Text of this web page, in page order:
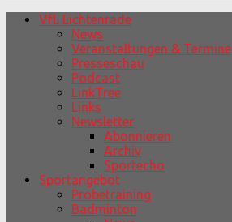
VfL Lichtenrade
News
Veranstaltungen & Termine
Presseschau
Podcast
LinkTree
Links
Newsletter
Abonnieren
Archiv
Sportecho
Sportangebot
Probetraining
Badminton